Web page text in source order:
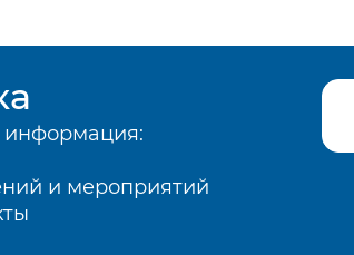
информация:
и мероприятий